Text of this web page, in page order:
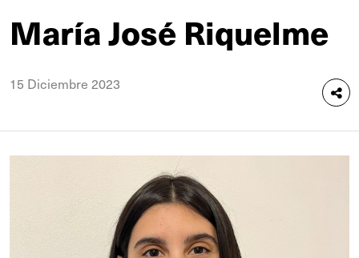
María José Riquelme
15 Diciembre 2023